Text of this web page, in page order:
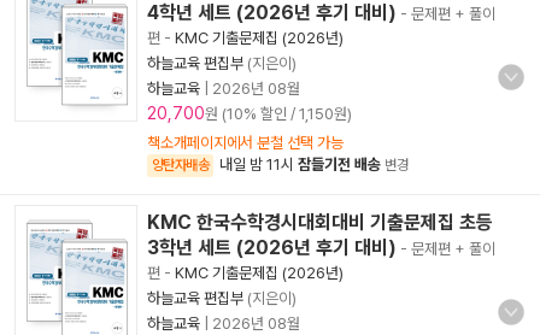
4학년 세트 (2026년 후기 대비) - 문제편 + 풀이
편 - KMC 기출문제집 (2026년)
하늘교육 편집부 (지은이)
하늘교육
2026년 08월
20,700원 (10% 할인 / 1,150원)
책소개페이지에서 분철 선택 가능
양탄자배송 내일 밤 11시 잠들기전 배송 변경
KMC 한국수학경시대회대비 기출문제집 초등
3학년 세트 (2026년 후기 대비) - 문제편 + 풀이
편 - KMC 기출문제집 (2026년)
하늘교육 편집부 (지은이)
하늘교육
2026년 08월